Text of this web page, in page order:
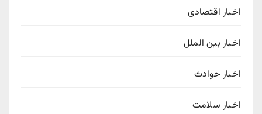
اخبار اقتصادی
اخبار بین الملل
اخبار حوادث
اخبار سلامت